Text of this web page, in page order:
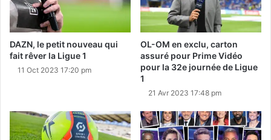
DAZN, le petit nouveau qui
fait rêver la Ligue 1
11 Oct 2023 17:20 pm
OL-OM en exclu, carton
assuré pour Prime Vidéo
pour la 32e journée de Ligue
1
21 Avr 2023 17:48 pm